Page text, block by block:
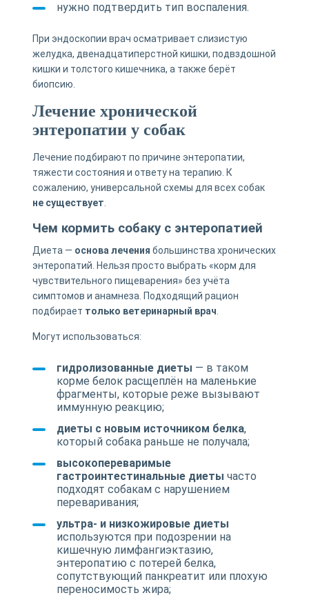
нужно подтвердить тип воспаления.
При эндоскопии врач осматривает слизистую
желудка, двенадцатиперстной кишки, подвздошной
кишки и толстого кишечника, а также берёт
биопсию.
Лечение хронической
энтеропатии у собак
Лечение подбирают по причине энтеропатии,
тяжести состояния и ответу на терапию. К
сожалению, универсальной схемы для всех собак
не существует
Чем кормить собаку с энтеропатией
Диета — основа лечения большинства хронических
энтеропатий. Нельзя просто выбрать «корм для
чувствительного пищеварения» без учёта
симптомов и анамнеза. Подходящий рацион
подбирает только ветеринарный врач
Могут использоваться:
гидролизованные диеты — в таком
корме белок расщеплён на маленькие
фрагменты, которые реже вызывают
иммунную реакцию;
диеты с новым источником белка,
который собака раньше не получала;
высокопереваримые
гастроинтестинальные диеты часто
подходят собакам с нарушением
переваривания;
ультра- и низкожировые диеты
используются при подозрении на
кишечную лимфангиэктазию,
энтеропатию с потерей белка,
сопутствующий панкреатит или плохую
переносимость жира;